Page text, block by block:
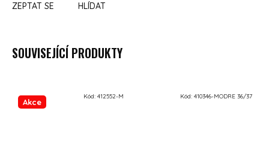
ZEPTAT SE HLÍDAT
SOUVISEJÍCÍ PRODUKTY
Akce
Kód: 412552-M Kód: 410346-MODRE 36/37